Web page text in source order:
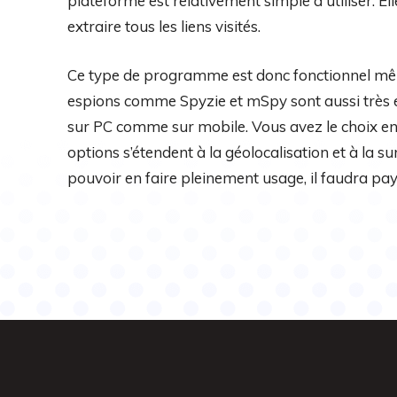
extraire tous les liens visités.
Ce type de programme est donc fonctionnel
espions comme Spyzie et mSpy sont aussi
sur PC comme sur mobile. Vous avez le choix
options s’étendent à la géolocalisation et à la
pouvoir en faire pleinement usage, il faudra